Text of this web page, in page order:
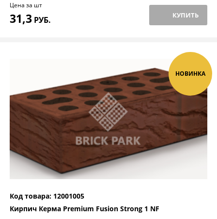
Цена за шт
31,3 РУБ. КУПИТЬ
НОВИНКА
Код товара: 12001005
Кирпич Керма Premium Fusion Strong 1 NF